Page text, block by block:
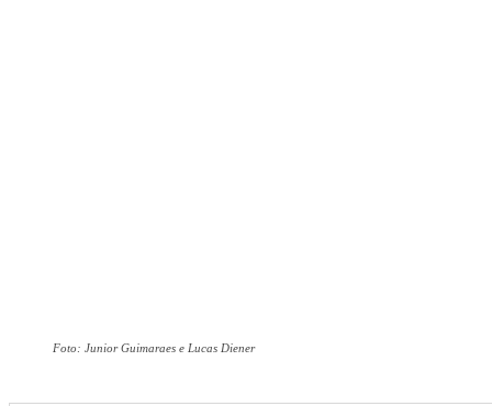
Foto: Junior Guimaraes e Lucas Diener